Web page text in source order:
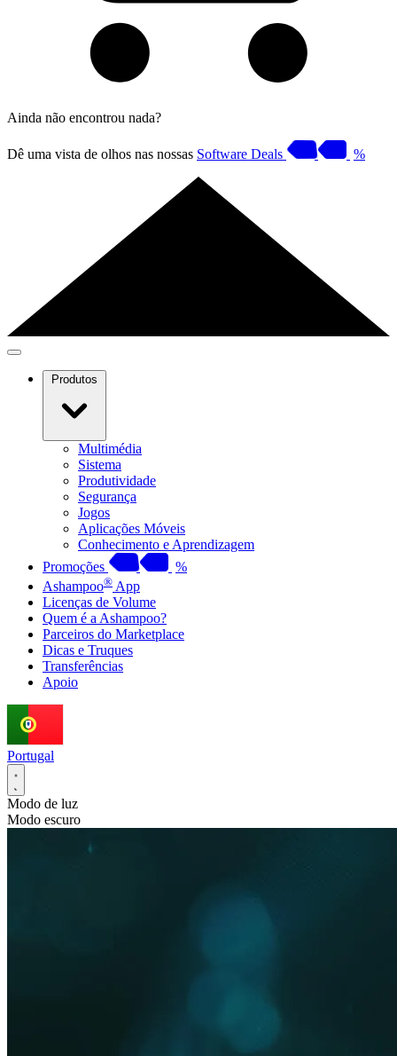
Ainda não encontrou nada?
Dê uma vista de olhos nas nossas Software Deals %
Produtos
Multimédia
Sistema
Produtividade
Segurança
Jogos
Aplicações Móveis
Conhecimento e Aprendizagem
Promoções
%
Ashampoo® App
Licenças de Volume
Quem é a Ashampoo?
Parceiros do Marketplace
Dicas e Truques
Transferências
Apoio
Portugal
Modo de luz
Modo escuro